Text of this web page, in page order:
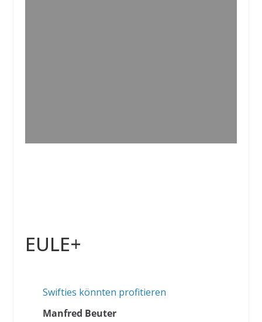
EULE+
Swifties könnten profitieren
Manfred Beuter